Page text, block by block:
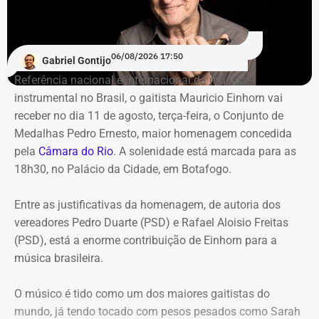
59,6 milhões alocados no Banco Master entre junho e
julho de 2024 representavam mais de 20% de toda a
carteira de investimentos do Itaprevi. A equipe técnica do
Tribunal classificou o processo decisório como
“negligente e temerário”.
Entre os principais pontos apontados pela auditoria
estão:
Mudança brusca na estratégia de investimento: a
20% logo na primeira reunião da nova gestão,
desrespeitando os estudos técnicos e pareceres da
consultoria financeira contratada, que desaconselhavam
o investimento de longo prazo.
previdenciários por 10 anos em uma instituição que
possuía rating B+ (grau especulativo com alto risco de
Gabriel Gontijo06/08/2026 17:50
Referência nacional e internacional da música
instrumental no Brasil, o gaitista Mauricio Einhorn vai
receber no dia 11 de agosto, terça-feira, o Conjunto de
Medalhas Pedro Ernesto, maior homenagem concedida
pela Câmara do Rio. A solenidade está marcada para as
18h30, no Palácio da Cidade, em Botafogo.
Entre as justificativas da homenagem, de autoria dos
vereadores Pedro Duarte (PSD) e Rafael Aloisio Freitas
(PSD), está a enorme contribuição de Einhorn para a
música brasileira.
O músico é tido como um dos maiores gaitistas do
mundo, já tendo tocado com pesos pesados como Sarah